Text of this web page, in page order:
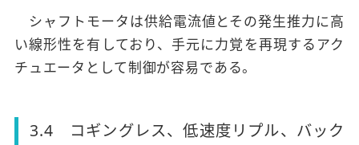
シャフトモータは供給電流値とその発生推力に高
い線形性を有しており、手元に力覚を再現するアク
チュエータとして制御が容易である。
3.4 コギングレス、低速度リプル、バック